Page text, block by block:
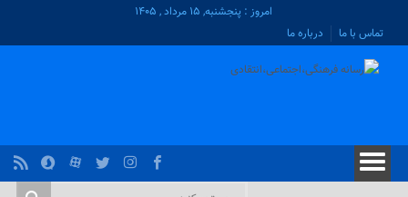
امروز : پنجشنبه, ۱۵ مرداد , ۱۴۰۵
تماس با ما
درباره ما